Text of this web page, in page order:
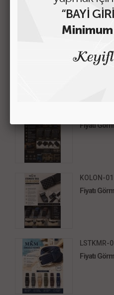
BENZER
Fiyatı
Fiyatı
KOLON-
Fiyatı
LSTKMR-
Fiyatı